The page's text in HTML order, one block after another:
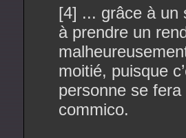
[4] ... grâce à un
à prendre un
moitié, puisque
personne se
commico.